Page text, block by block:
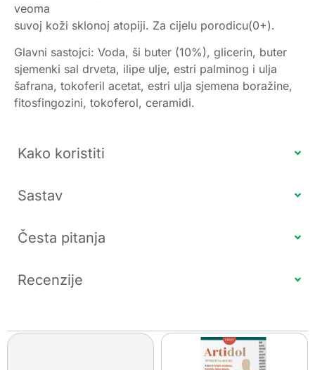
veoma
suvoj koži sklonoj atopiji. Za cijelu porodicu(0+).
Glavni sastojci: Voda, ši buter (10%), glicerin, buter
sjemenki sal drveta, ilipe ulje, estri palminog i ulja
šafrana, tokoferil acetat, estri ulja sjemena boražine,
fitosfingozini, tokoferol, ceramidi.
Kako koristiti
Sastav
Česta pitanja
Recenzije